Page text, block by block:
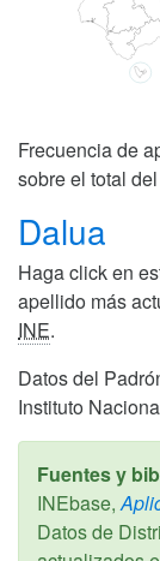
Frecuencia de
sobre el total
Dalua
Haga click en
apellido más
INE.
Datos del
Instituto
Fuentes y
INEbase,
Datos de